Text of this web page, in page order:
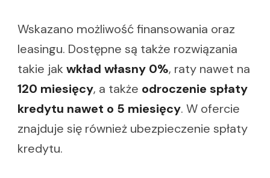
Wskazano możliwość finansowania oraz
leasingu. Dostępne są także rozwiązania
takie jakwkład własny 0%, raty nawet na
120 miesięcy, a także odroczenie spłaty
kredytu nawet o 5 miesięcy. W ofercie
znajduje się również ubezpieczenie spłaty
kredytu.